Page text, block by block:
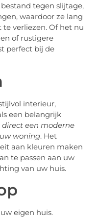
tegen slijtage,
waardoor ze lang
verliezen. Of het nu
of rustigere
perfect bij de
interieur,
een belangrijk
een moderne
woning. Het
aan kleuren maken
te passen aan uw
van uw huis.
eigen huis.